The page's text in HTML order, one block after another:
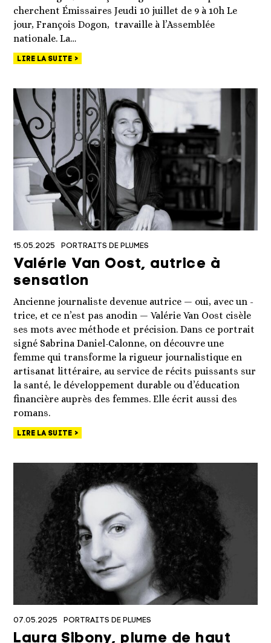
cherchent Émissaires Jeudi 10 juillet de 9 à 10h Le
jour, François Dogon, travaille à l’Assemblée
nationale. La…
LIRE LA SUITE
15.05.2025 PORTRAITS DE PLUMES
Valérie Van Oost, autrice à
sensation
Ancienne journaliste devenue autrice — oui, avec un -
trice, et ce n’est pas anodin — Valérie Van Oost cisèle
ses mots avec méthode et précision. Dans ce portrait
signé Sabrina Daniel-Calonne, on découvre une
femme qui transforme la rigueur journalistique en
artisanat littéraire, au service de récits puissants sur
la santé, le développement durable ou d’éducation
financière auprès des femmes. Elle écrit aussi des
romans.
LIRE LA SUITE
07.05.2025 PORTRAITS DE PLUMES
Laura Sibony, plume de haut